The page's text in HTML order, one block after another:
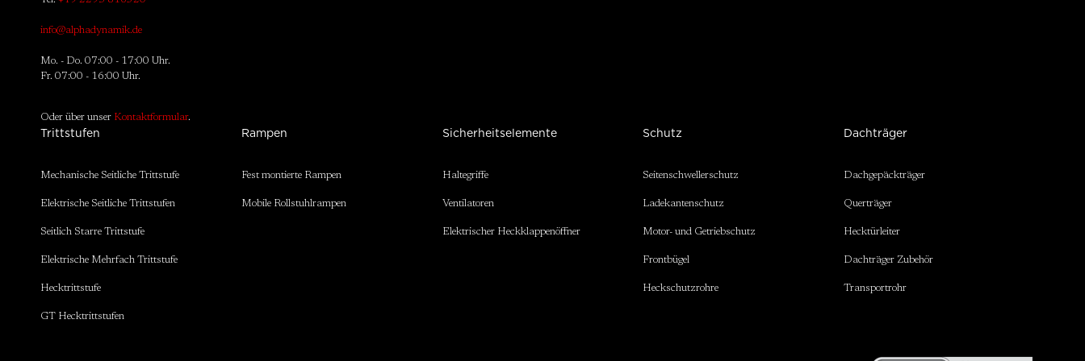
info@alphadynamik.de
Mo. - Do. 07:00 - 17:00 Uhr.
Fr. 07:00 - 16:00 Uhr.
Oder über unser Kontaktformular.
Trittstufen
Mechanische Seitliche Trittstufe
Elektrische Seitliche Trittstufen
Seitlich Starre Trittstufe
Elektrische Mehrfach Trittstufe
Hecktrittstufe
GT Hecktrittstufen
Rampen
Fest montierte Rampen
Mobile Rollstuhlrampen
Sicherheitselemente
Haltegriffe
Ventilatoren
Elektrischer Heckklappenöffner
Schutz
Seitenschwellerschutz
Ladekantenschutz
Motor- und Getriebschutz
Frontbügel
Heckschutzrohre
Dachträger
Dachgepäckträger
Querträger
Hecktürleiter
Dachträger Zubehör
Transportrohr